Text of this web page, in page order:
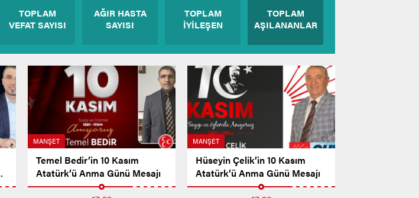
TOPLAM
VEFAT SAYISI
AĞIR HASTA
SAYISI
TOPLAM
İYİLEŞEN
TOPLAM
AŞILANANLAR
MANŞET
Temel Bedir’in 10 Kasım
Atatürk’ü Anma Günü Mesajı
MANŞET
Hüseyin Çelik’in 10 Kasım
Atatürk’ü Anma Günü Mesajı